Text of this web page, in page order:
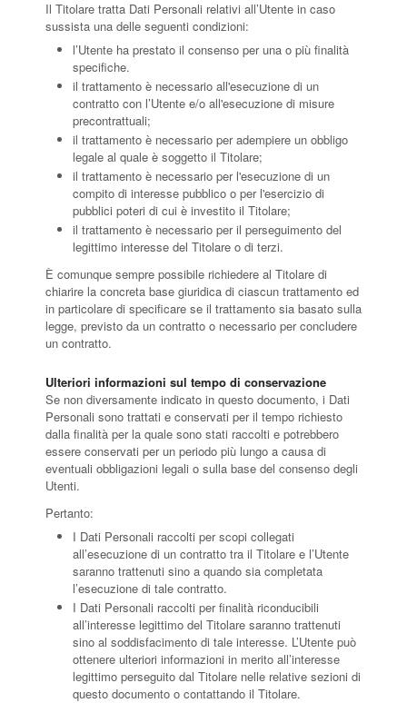
Il Titolare tratta Dati Personali relativi all’Utente in caso
sussista una delle seguenti condizioni:
l’Utente ha prestato il consenso per una o più finalità
specifiche.
il trattamento è necessario all'esecuzione di un
contratto con l’Utente e/o all'esecuzione di misure
precontrattuali;
il trattamento è necessario per adempiere un obbligo
legale al quale è soggetto il Titolare;
il trattamento è necessario per l'esecuzione di un
compito di interesse pubblico o per l'esercizio di
pubblici poteri di cui è investito il Titolare;
il trattamento è necessario per il perseguimento del
legittimo interesse del Titolare o di terzi.
È comunque sempre possibile richiedere al Titolare di
chiarire la concreta base giuridica di ciascun trattamento ed
in particolare di specificare se il trattamento sia basato sulla
legge, previsto da un contratto o necessario per concludere
un contratto.
Ulteriori informazioni sul tempo di conservazione
Se non diversamente indicato in questo documento, i Dati
Personali sono trattati e conservati per il tempo richiesto
dalla finalità per la quale sono stati raccolti e potrebbero
essere conservati per un periodo più lungo a causa di
eventuali obbligazioni legali o sulla base del consenso degli
Utenti.
Pertanto:
I Dati Personali raccolti per scopi collegati
all’esecuzione di un contratto tra il Titolare e l’Utente
saranno trattenuti sino a quando sia completata
l’esecuzione di tale contratto.
I Dati Personali raccolti per finalità riconducibili
all’interesse legittimo del Titolare saranno trattenuti
sino al soddisfacimento di tale interesse. L’Utente può
ottenere ulteriori informazioni in merito all’interesse
legittimo perseguito dal Titolare nelle relative sezioni di
questo documento o contattando il Titolare.